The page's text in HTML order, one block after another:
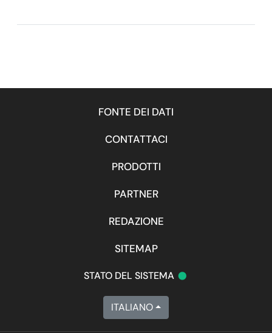
FONTE DEI DATI
CONTATTACI
PRODOTTI
PARTNER
REDAZIONE
SITEMAP
STATO DEL SISTEMA •
ITALIANO